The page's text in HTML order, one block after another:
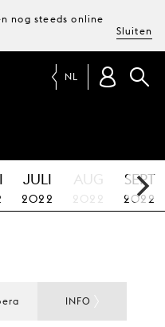
nog steeds online
Sluiten
NL
JULI
2022
AUG
2022
SEPT
2022
INFO